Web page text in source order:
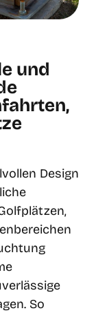
und
Design
So